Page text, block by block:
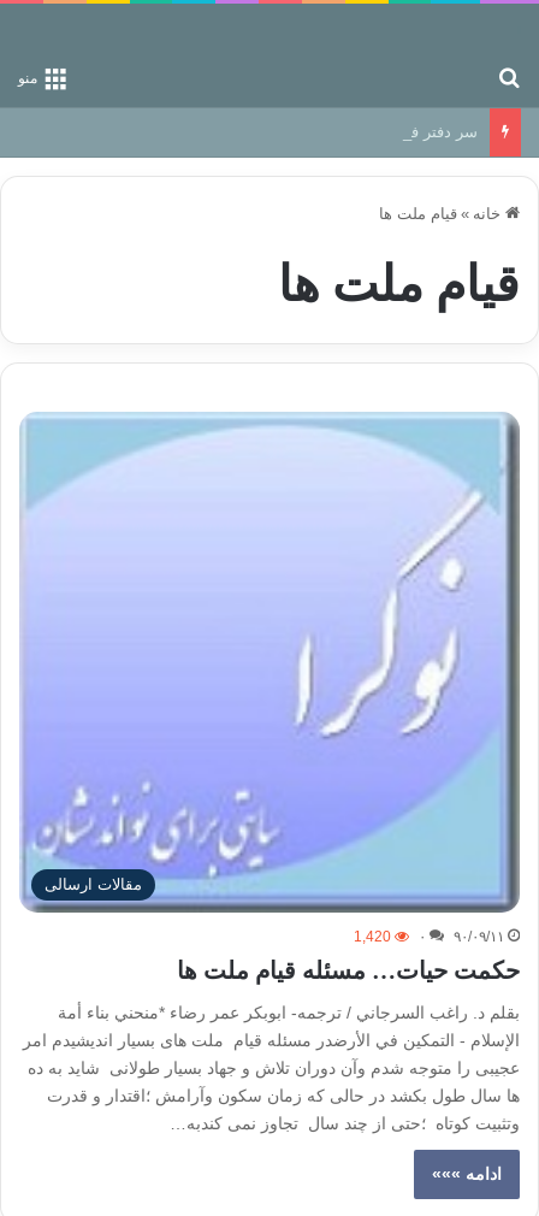
منو
سر دفتر فساد در زمین‌، دوری وکناره‌گیری از راه خداست‌!
خانه » قیام ملت ها
قیام ملت ها
مقالات ارسالی
۹۰/۰۹/۱۱ ۰ 1,420
حکمت حیات… مسئله قیام ملت ها
بقلم د. راغب السرجاني / ترجمه- ابوبکر عمر رضاء *منحني بناء أمة
الإسلام - التمكين في الأرضدر مسئله قیام ملت های بسیار اندیشیدم امر
عجیبی را متوجه شدم وآن دوران تلاش و جهاد بسیار طولانی شاید به ده
ها سال طول بکشد در حالی که زمان سکون وآرامش ؛اقتدار و قدرت
وتثبیت کوتاه ؛حتی از چند سال تجاوز نمی کندبه…
ادامه »»»